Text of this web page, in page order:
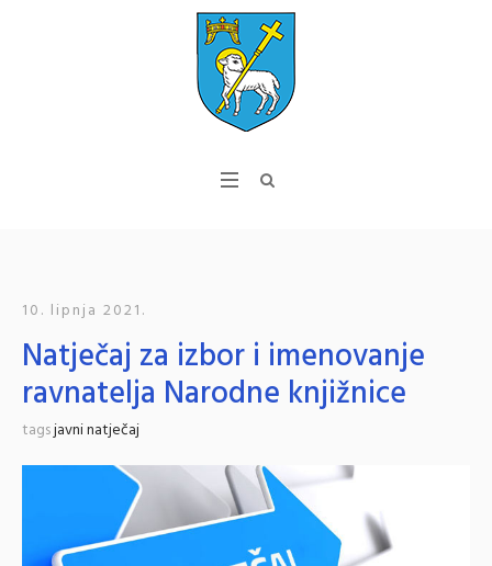
10. lipnja 2021.
Natječaj za izbor i imenovanje
ravnatelja Narodne knjižnice
tagsjavni natječaj